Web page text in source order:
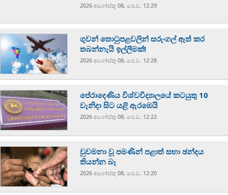
2026 අගෝස්‍තු 08, පෙ.ව. 12:29
ගුවන් තොටුපළවලින් සරුංගල් ඈත් කර
තබන්නැයි ඉල්ලීමක්!
2026 අගෝස්‍තු 08, පෙ.ව. 12:28
පේරාදෙණිය විශ්වවිද්‍යාලයේ කටයුතු 10
වැනිදා සිට යළි ඇරඹෙයි
2026 අගෝස්‍තු 08, පෙ.ව. 12:22
වුවමනා වූ පමණින් පළාත් සභා ඡන්දය
තියන්න බෑ
2026 අගෝස්‍තු 08, පෙ.ව. 12:20